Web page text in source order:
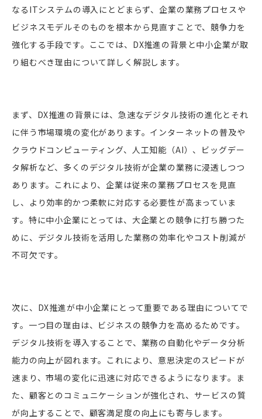
なるITシステムの導入にとどまらず、企業の業務プロセスや
ビジネスモデルそのものを根本から見直すことで、競争力を
強化する手段です。ここでは、DX推進の背景と中小企業が取
り組むべき理由について詳しく解説します。
まず、DX推進の背景には、急速なデジタル技術の進化とそれ
に伴う市場環境の変化があります。インターネットの普及や
クラウドコンピューティング、人工知能（AI）、ビッグデー
タ解析など、多くのデジタル技術が企業の業務に浸透しつつ
あります。これにより、企業は従来の業務プロセスを見直
し、より効率的かつ柔軟に対応する必要性が高まっていま
す。特に中小企業にとっては、大企業との競争に打ち勝つた
めに、デジタル技術を活用した業務の効率化やコスト削減が
不可欠です。
次に、DX推進が中小企業にとって重要である理由についてで
す。一つ目の理由は、ビジネスの競争力を高めるためです。
デジタル技術を導入することで、業務の自動化やデータ分析
能力の向上が図れます。これにより、意思決定のスピードが
速まり、市場の変化に迅速に対応できるようになります。ま
た、顧客とのコミュニケーションが強化され、サービスの質
が向上することで、顧客満足度の向上にも寄与します。